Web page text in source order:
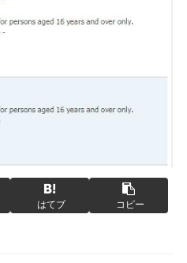
はてブ コピー